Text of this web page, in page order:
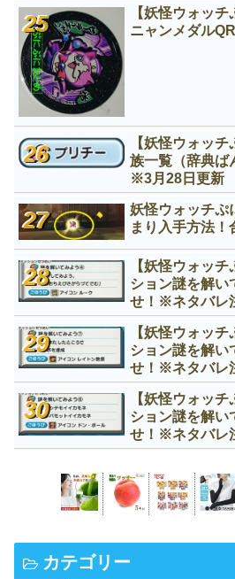
【妖怪ウォッ
ニャンメダル
【妖怪ウォッ
族一覧（辞典ば
※3月28日更新
妖怪ウォッチ
まり入手方法！
【妖怪ウォッ
ション謎を解
せ！※ネタバレ
【妖怪ウォッ
ション謎を解
せ！※ネタバレ
【妖怪ウォッ
ション謎を解
せ！※ネタバレ
カテゴリー